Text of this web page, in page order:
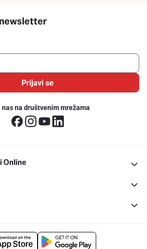
Prijavi se
nas na društvenim mrežama
Online